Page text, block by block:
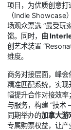
项目，为优质创意
（Indie Showcase
场观众票选 “最受玩
馈。同时， 由
创艺术装置
维度。
商务对接层面，峰会
精准匹配系统，实
幅提升合作对接效
与服务，构建 “技术
同期举办的加拿大游
专属购票权益，让